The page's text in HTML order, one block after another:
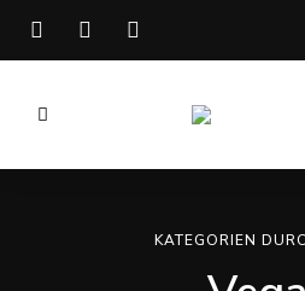
Mary
mit
KATEGORIEN